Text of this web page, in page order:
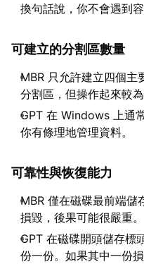
換句話說，你不會遇到容
可建立的分割區數量
MBR 只允許建立四個主
分割區，但操作起來較為
GPT 在 Windows 上通
你有條理地管理資料。
可靠性與恢復能力
MBR 僅在磁碟最前端儲
損毀，後果可能很嚴重。
GPT 在磁碟開頭儲存標
份一份。如果其中一份